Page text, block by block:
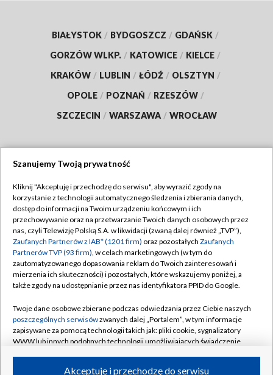
BIAŁYSTOK / BYDGOSZCZ / GDAŃSK /
GORZÓW WLKP. / KATOWICE / KIELCE /
KRAKÓW / LUBLIN / ŁÓDŹ / OLSZTYN /
OPOLE / POZNAŃ / RZESZÓW /
SZCZECIN / WARSZAWA / WROCŁAW
TVP
Abonament TVP
Emisja w TVP
Centrum informacji TVP
Naziemna Telewizja Cyfrowa
Rada Programowa
System NOS
Informacje o nadawcy
Regulamin TVP
Polityka prywatności
Moje zgody
Pomoc
Kontakt
Kanały
Szanujemy Twoją prywatność
Kliknij "Akceptuję i przechodzę do serwisu", aby wyrazić zgody na
korzystanie z technologii automatycznego śledzenia i zbierania danych,
dostęp do informacji na Twoim urządzeniu końcowym i ich
przechowywanie oraz na przetwarzanie Twoich danych osobowych przez
nas, czyli Telewizję Polską S.A. w likwidacji (zwaną dalej również „TVP”),
Zaufanych Partnerów z IAB* (1201 firm) oraz pozostałych Zaufanych
Partnerów TVP (93 firm), w celach marketingowych (w tym do
zautomatyzowanego dopasowania reklam do Twoich zainteresowań i
mierzenia ich skuteczności) i pozostałych, które wskazujemy poniżej, a
także zgody na udostępnianie przez nas identyfikatora PPID do Google.
Twoje dane osobowe zbierane podczas odwiedzania przez Ciebie naszych
poszczególnych serwisówzwanych dalej „Portalem”, w tym informacje
zapisywane za pomocą technologii takich jak: pliki cookie, sygnalizatory
WWW lub innych podobnych technologii umożliwiających świadczenie
Akceptuję i przechodzę do serwisu